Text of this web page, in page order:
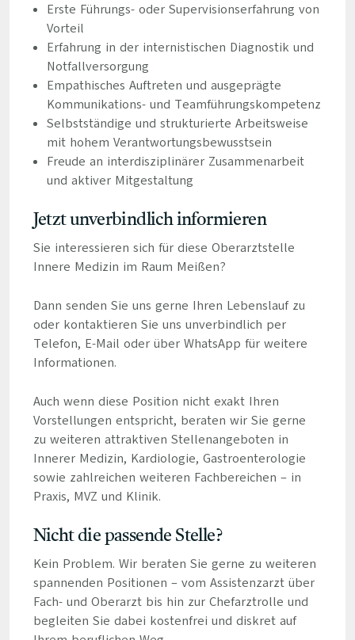
Erste Führungs- oder Supervisionserfahrung von
Vorteil
Erfahrung in der internistischen Diagnostik und
Notfallversorgung
Empathisches Auftreten und ausgeprägte
Kommunikations- und Teamführungskompetenz
Selbstständige und strukturierte Arbeitsweise
mit hohem Verantwortungsbewusstsein
Freude an interdisziplinärer Zusammenarbeit
und aktiver Mitgestaltung
Jetzt unverbindlich informieren
Sie interessieren sich für diese Oberarztstelle
Innere Medizin im Raum Meißen?
Dann senden Sie uns gerne Ihren Lebenslauf zu
oder kontaktieren Sie uns unverbindlich per
Telefon, E-Mail oder über WhatsApp für weitere
Informationen.
Auch wenn diese Position nicht exakt Ihren
Vorstellungen entspricht, beraten wir Sie gerne
zu weiteren attraktiven Stellenangeboten in
Innerer Medizin, Kardiologie, Gastroenterologie
sowie zahlreichen weiteren Fachbereichen – in
Praxis, MVZ und Klinik.
Nicht die passende Stelle?
Kein Problem. Wir beraten Sie gerne zu weiteren
spannenden Positionen – vom Assistenzarzt über
Fach- und Oberarzt bis hin zur Chefarztrolle und
begleiten Sie dabei kostenfrei und diskret auf